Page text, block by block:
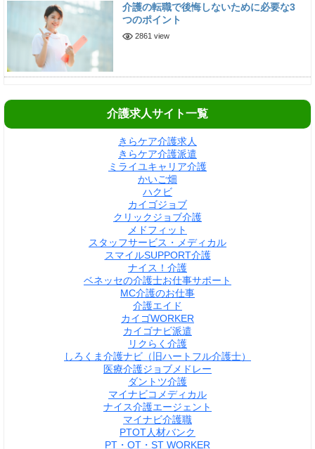
介護の転職で後悔しないために必要な3
つのポイント
2861 view
介護求人サイト一覧
きらケア介護求人
きらケア介護派遣
ミライユキャリア介護
かいご畑
ハクビ
カイゴジョブ
クリックジョブ介護
メドフィット
スタッフサービス・メディカル
スマイルSUPPORT介護
ナイス！介護
ベネッセの介護士お仕事サポート
MC介護のお仕事
介護エイド
カイゴWORKER
カイゴナビ派遣
リクらく介護
しろくま介護ナビ（旧ハートフル介護士）
医療介護ジョブメドレー
ダントツ介護
マイナビコメディカル
ナイス介護エージェント
マイナビ介護職
PTOT人材バンク
PT・OT・ST WORKER